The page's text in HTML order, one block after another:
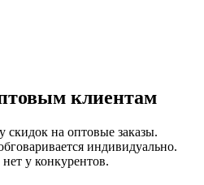
клиентам
скидок на оптовые заказы.
индивидуально.
у конкурентов.